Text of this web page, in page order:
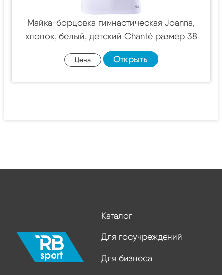
Майка-борцовка гимнастическая Joanna,
хлопок, белый, детский Chanté размер 38
Цена Открыть
Каталог
Для госучреждений
Для бизнеса